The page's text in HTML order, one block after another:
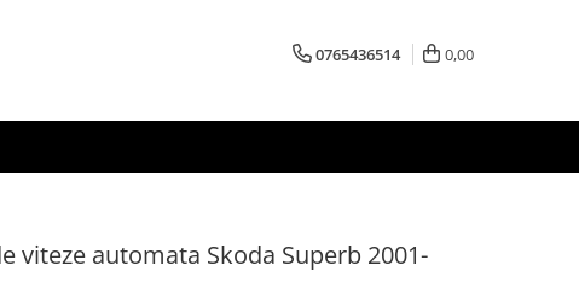
0765436514 0,00
viteze automata Skoda Superb 2001-